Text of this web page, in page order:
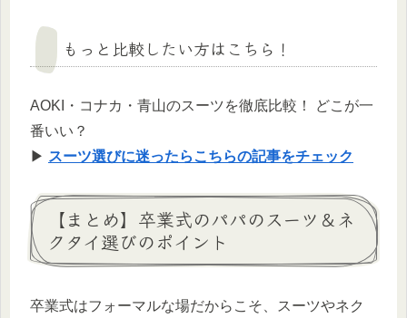
もっと比較したい方はこちら！
AOKI・コナカ・青山のスーツを徹底比較！ どこが一
番いい？
▶ スーツ選びに迷ったらこちらの記事をチェック
【まとめ】卒業式のパパのスーツ＆ネ
クタイ選びのポイント
卒業式はフォーマルな場だからこそ、スーツやネク